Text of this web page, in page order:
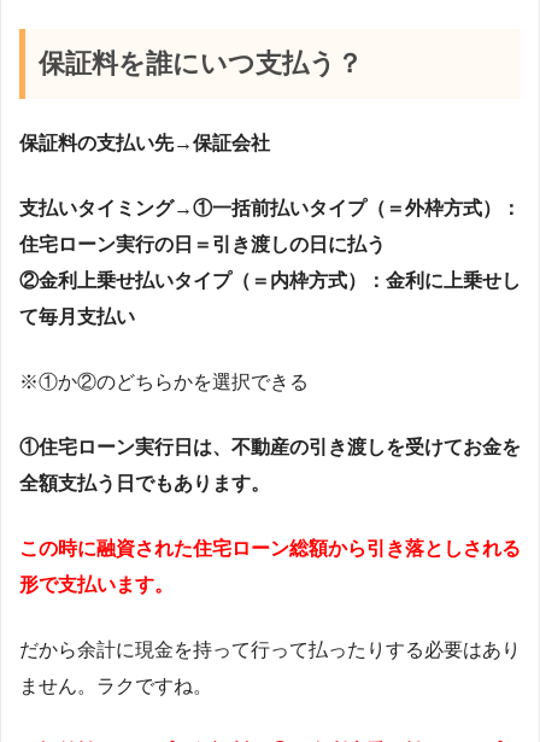
保証料を誰にいつ支払う？
保証料の支払い先→保証会社
支払いタイミング→①一括前払いタイプ（＝外枠方式）：
住宅ローン実行の日＝引き渡しの日に払う
②金利上乗せ払いタイプ（＝内枠方式）：金利に上乗せし
て毎月支払い
※①か②のどちらかを選択できる
①住宅ローン実行日は、不動産の引き渡しを受けてお金を
全額支払う日でもあります。
この時に融資された住宅ローン総額から引き落としされる
形で支払います。
だから余計に現金を持って行って払ったりする必要はあり
ません。ラクですね。